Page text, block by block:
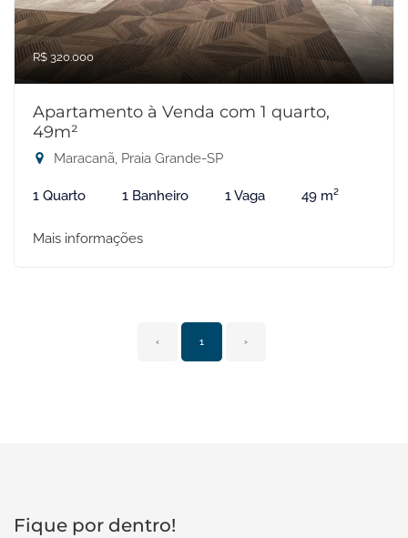
R$ 320.000
Apartamento à Venda com 1 quarto,
49m²
Maracanã, Praia Grande-SP
1 Quarto 1 Banheiro 1 Vaga 49 m²
Mais informações
‹ 1 ›
Fique por dentro!